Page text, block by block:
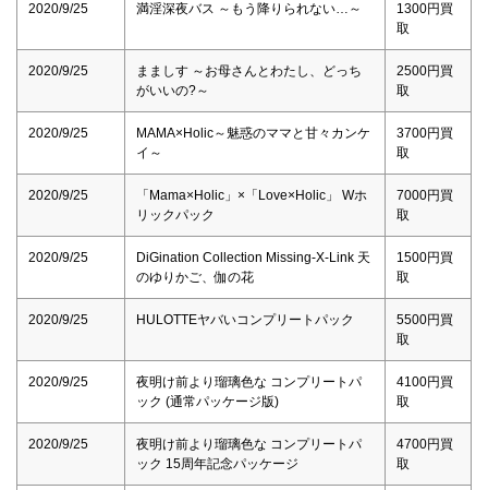
2020/9/25 満淫深夜バス ～もう降りられない…～
1300円買
取
2020/9/25
まましす ～お母さんとわたし、どっち
がいいの?～
2500円買
取
2020/9/25
MAMA×Holic～魅惑のママと甘々カンケ
イ～
3700円買
取
2020/9/25
「Mama×Holic」×「Love×Holic」 Wホ
リックパック
7000円買
取
2020/9/25
DiGination Collection Missing-X-Link 天
のゆりかご、伽の花
1500円買
取
2020/9/25 HULOTTEヤバいコンプリートパック
5500円買
取
2020/9/25
夜明け前より瑠璃色な コンプリートパ
ック (通常パッケージ版)
4100円買
取
2020/9/25
夜明け前より瑠璃色な コンプリートパ
ック 15周年記念パッケージ
4700円買
取